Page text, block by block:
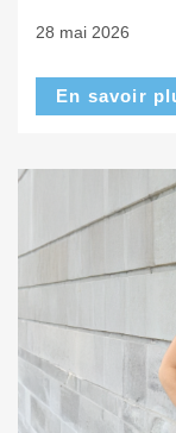
28 mai 2026
En savoir